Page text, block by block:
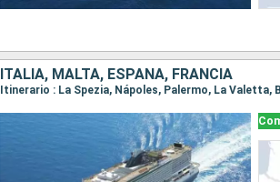
ITALIA, MALTA, ESPAÑA, FRANCIA
Itinerario : La Spezia, Nápoles, Palermo, La Valetta,